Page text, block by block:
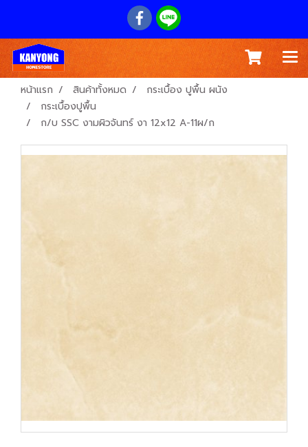
หน้าแรก สินค้าทั้งหมด
กระเบื้อง ปูพื้น ผนัง
กระเบื้องปูพื้น
ก/บ SSC งามผิวจันทร์ งา 12x12 A-11ผ/ก